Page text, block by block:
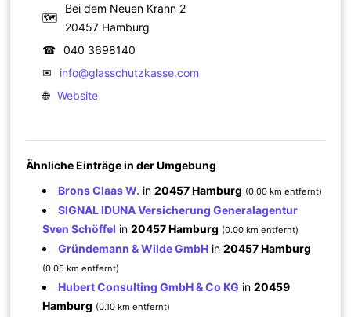
🗺
Bei dem Neuen Krahn 2
20457 Hamburg
☎
040 3698140
✉
info@glasschutzkasse.com
🌐 Website
Ähnliche Einträge in der Umgebung
Brons Claas W. in20457 Hamburg (0.00 km entfernt)
SIGNAL IDUNA Versicherung Generalagentur
Sven Schöffel in20457 Hamburg (0.00 km entfernt)
Gründemann & Wilde GmbH in20457 Hamburg
(0.05 km entfernt)
Hubert Consulting GmbH & Co KG in20459
Hamburg (0.10 km entfernt)